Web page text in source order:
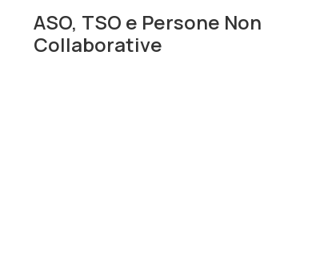
ASO, TSO e Persone Non
Collaborative